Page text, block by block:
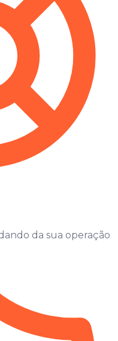
da sua operação